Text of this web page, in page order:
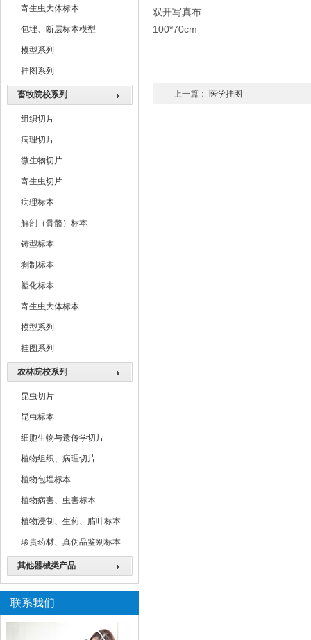
寄生虫大体标本
包埋、断层标本模型
模型系列
挂图系列
畜牧院校系列
组织切片
病理切片
微生物切片
寄生虫切片
病理标本
解剖（骨骼）标本
铸型标本
剥制标本
塑化标本
寄生虫大体标本
模型系列
挂图系列
农林院校系列
昆虫切片
昆虫标本
细胞生物与遗传学切片
植物组织、病理切片
植物包埋标本
植物病害、虫害标本
植物浸制、生药、腊叶标本
珍贵药材、真伪品鉴别标本
其他器械类产品
联系我们
双开写真布
100*70cm
上一篇： 医学挂图